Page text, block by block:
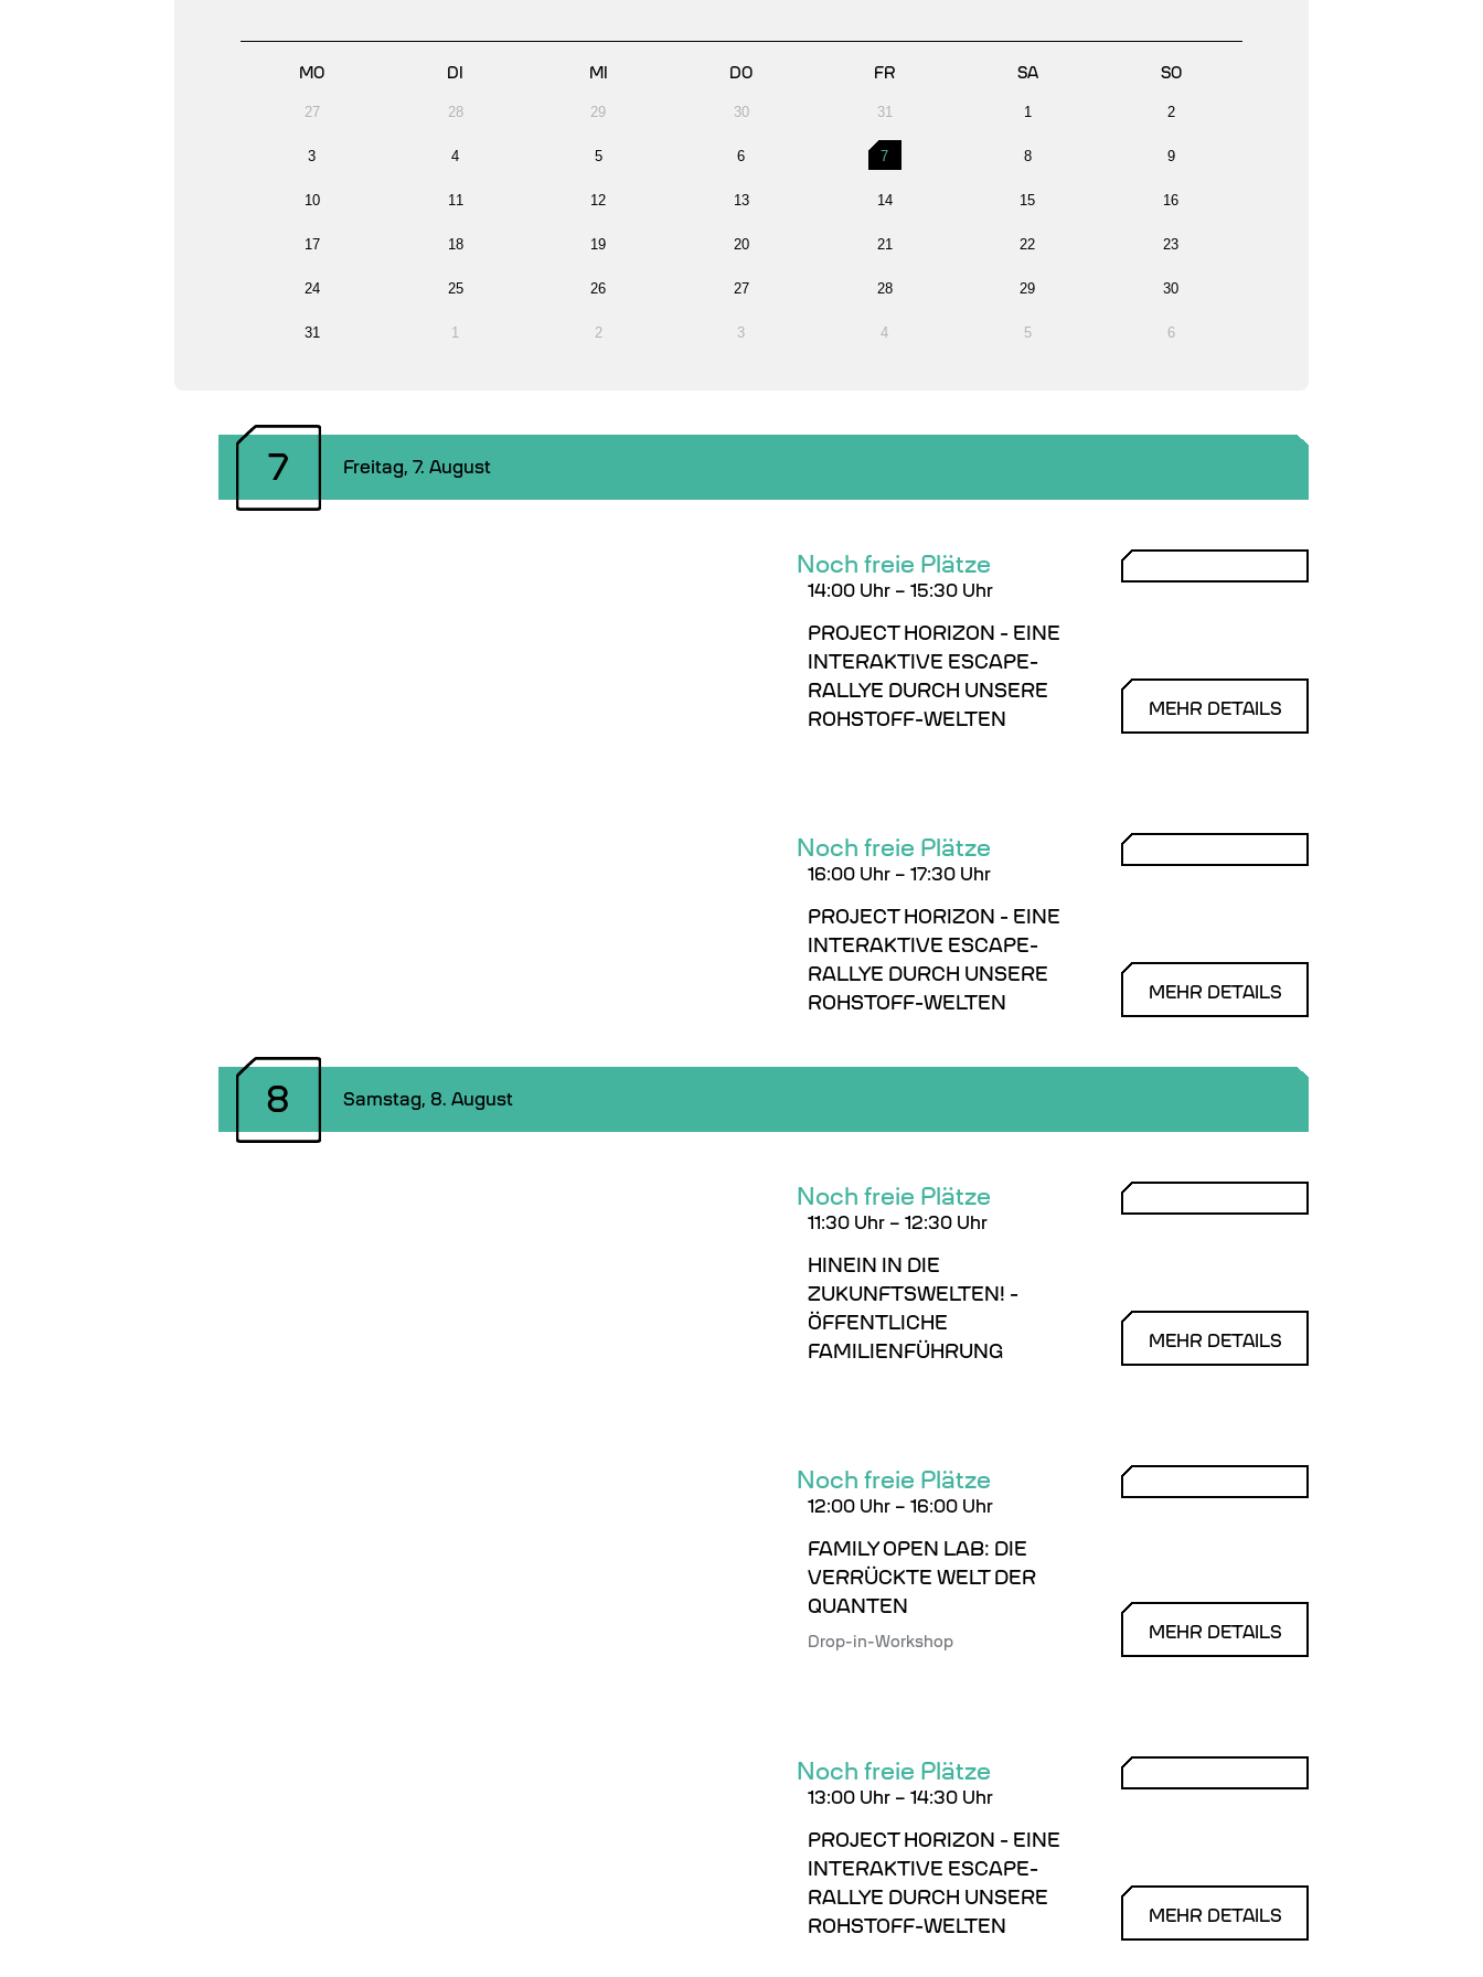
MO DI MI DO FR SA SO
27 28 29 30 31 1 2
3 4 5 6 7 8 9
10 11 12 13 14 15 16
17 18 19 20 21 22 23
24 25 26 27 28 29 30
31 1 2 3 4 5 6
7 Freitag, 7. August
Noch freie Plätze
14:00 Uhr – 15:30 Uhr
PROJECT HORIZON - EINE
INTERAKTIVE ESCAPE-
RALLYE DURCH UNSERE
ROHSTOFF-WELTEN
MEHR DETAILS
Noch freie Plätze
16:00 Uhr – 17:30 Uhr
PROJECT HORIZON - EINE
INTERAKTIVE ESCAPE-
RALLYE DURCH UNSERE
ROHSTOFF-WELTEN
MEHR DETAILS
8 Samstag, 8. August
Noch freie Plätze
11:30 Uhr – 12:30 Uhr
HINEIN IN DIE
ZUKUNFTSWELTEN! -
ÖFFENTLICHE
FAMILIENFÜHRUNG
MEHR DETAILS
Noch freie Plätze
12:00 Uhr – 16:00 Uhr
FAMILY OPEN LAB: DIE
VERRÜCKTE WELT DER
QUANTEN
Drop-in-Workshop MEHR DETAILS
Noch freie Plätze
13:00 Uhr – 14:30 Uhr
PROJECT HORIZON - EINE
INTERAKTIVE ESCAPE-
RALLYE DURCH UNSERE
ROHSTOFF-WELTEN
MEHR DETAILS